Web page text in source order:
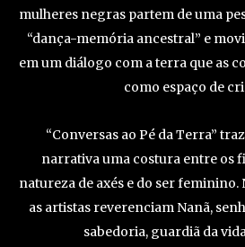
mulheres negras partem de uma
“dança-memória ancestral” e
em um diálogo com a terra que as
como espaço de
“Conversas ao Pé da Terra”
narrativa uma costura entre os
natureza de axés e do ser feminino.
as artistas reverenciam Nanã,
sabedoria, guardiã da